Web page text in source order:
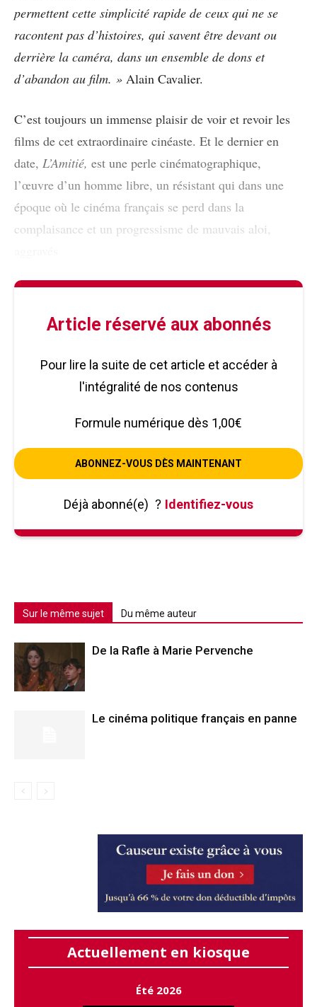
permettent cette simplicité rapide de ceux qui ne se
racontent pas d’histoires, qui savent être devant ou
derrière la caméra, dans un ensemble de dons et
d’abandon au film. » Alain Cavalier.
C’est toujours un immense plaisir de voir et revoir les
films de cet extraordinaire cinéaste. Et le dernier en
date, L’Amitié, est une perle cinématographique,
l’œuvre d’un homme libre, un résistant qui dans une
époque où le cinéma français se perd dans la
complaisance et un progressisme de mauvais aloi,
Article réservé aux abonnés
Pour lire la suite de cet article et accéder à
l'intégralité de nos contenus
Formule numérique dès 1,00€
ABONNEZ-VOUS DÈS MAINTENANT
Déjà abonné(e) ? Identifiez-vous
Sur le même sujet Du même auteur
De la Rafle à Marie Pervenche
Le cinéma politique français en panne
Actuellement en kiosque
Été 2026